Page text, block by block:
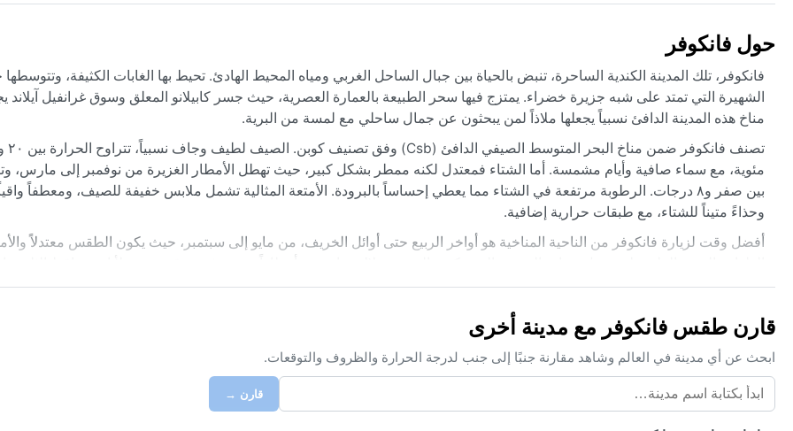
حول فانكوفر
فانكوفر، تلك المدينة الكندية الساحرة، تنبض بالحياة بين جبال الساحل الغربي ومياه المحيط الهادئ. تحيط بها الغابات الكثيفة،
الشهيرة التي تمتد على شبه جزيرة خضراء. يمتزج فيها سحر الطبيعة بالعمارة العصرية، حيث جسر كابيلانو المعلق وسوق غرانفيل آيلاند
مناخ هذه المدينة الدافئ نسبياً يجعلها ملاذاً لمن يبحثون عن جمال ساحلي مع لمسة من البرية.
مئوية، مع سماء صافية وأيام مشمسة. أما الشتاء فمعتدل لكنه ممطر بشكل كبير، حيث تهطل الأمطار الغزيرة من نوفمبر إلى مارس،
بين صفر و٨ درجات. الرطوبة مرتفعة في الشتاء مما يعطي إحساساً بالبرودة. الأمتعة المثالية تشمل ملابس خفيفة للصيف، ومعطفاً
وحذاءً متيناً للشتاء، مع طبقات حرارية إضافية.
أفضل وقت لزيارة فانكوفر من الناحية المناخية هو أواخر الربيع حتى أوائل الخريف، من مايو إلى سبتمبر، حيث يكون الطقس معتدلاً
أحياناً، خاصة في المرتفعات المحيطة. الرياح قد تشتد في فصل الخريف، لكن الأعاصير غير معروفة هنا.
قارن طقس فانكوفر مع مدينة أخرى
ابحث عن أي مدينة في العالم وشاهد مقارنة جنبًا إلى جنب لدرجة الحرارة والظروف والتوقعات.
قارن →